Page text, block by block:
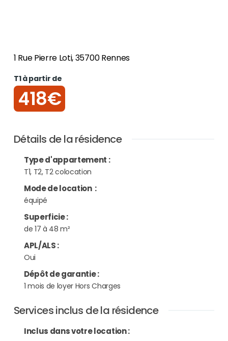
1 Rue Pierre Loti, 35700 Rennes
418€
T1 à partir de
Détails de la résidence
Type d'appartement :
T1, T2, T2 colocation
Mode de location :
équipé
Superficie:
de 17 à 48 m²
APL/ALS:
Oui
Dépôt de garantie:
1 mois de loyer Hors Charges
Services inclus de la résidence
Inclus dans votre location :